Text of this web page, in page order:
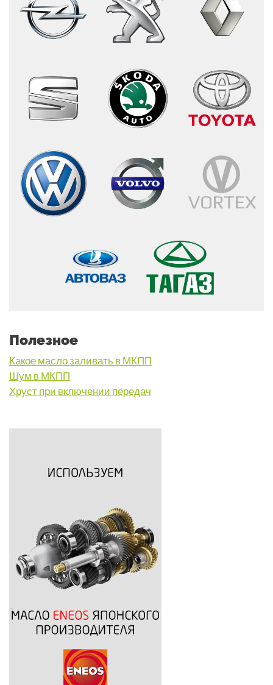
Полезное
Какое масло заливать в МКПП
Шум в МКПП
Хруст при включении передач